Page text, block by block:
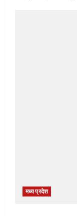
मध्य प्रदेश